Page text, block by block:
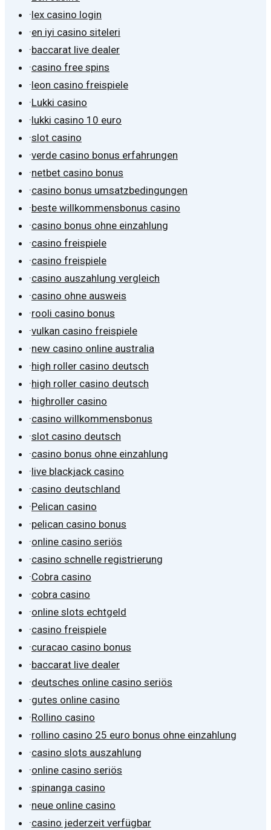
·lex casino login
·en iyi casino siteleri
·baccarat live dealer
·casino free spins
·leon casino freispiele
·Lukki casino
·lukki casino 10 euro
·slot casino
·verde casino bonus erfahrungen
·netbet casino bonus
·casino bonus umsatzbedingungen
·beste willkommensbonus casino
·casino bonus ohne einzahlung
·casino freispiele
·casino freispiele
·casino auszahlung vergleich
·casino ohne ausweis
·rooli casino bonus
·vulkan casino freispiele
·new casino online australia
·high roller casino deutsch
·high roller casino deutsch
·highroller casino
·casino willkommensbonus
·slot casino deutsch
·casino bonus ohne einzahlung
·live blackjack casino
·casino deutschland
·Pelican casino
·pelican casino bonus
·online casino seriös
·casino schnelle registrierung
·Cobra casino
·cobra casino
·online slots echtgeld
·casino freispiele
·curacao casino bonus
·baccarat live dealer
·deutsches online casino seriös
·gutes online casino
·Rollino casino
·rollino casino 25 euro bonus ohne einzahlung
·casino slots auszahlung
·online casino seriös
·spinanga casino
·neue online casino
·casino jederzeit verfügbar